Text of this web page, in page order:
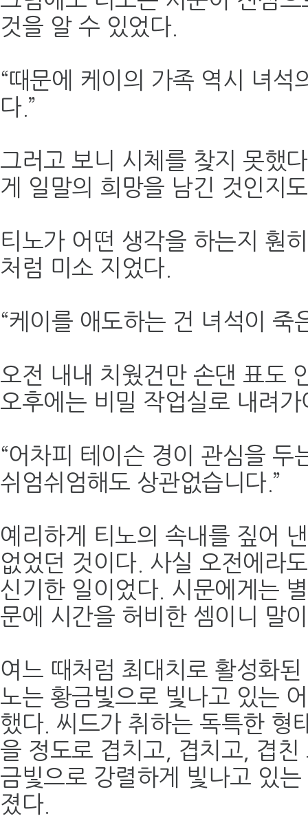
것을 알 수 있었다.
“때문에 케이의 가족 역시 녀석
다.”
그러고 보니 시체를 찾지 못했
게 일말의 희망을 남긴 것인지
티노가 어떤 생각을 하는지 훤
처럼 미소 지었다.
“케이를 애도하는 건 녀석이 죽
오전 내내 치웠건만 손댄 표도
오후에는 비밀 작업실로 내려가
“어차피 테이슨 경이 관심을 두
쉬엄쉬엄해도 상관없습니다.”
예리하게 티노의 속내를 짚어
없었던 것이다. 사실 오전에라
신기한 일이었다. 시문에게는
문에 시간을 허비한 셈이니 말
여느 때처럼 최대치로 활성화
노는 황금빛으로 빛나고 있는
했다. 씨드가 취하는 독특한 형
을 정도로 겹치고, 겹치고, 겹
금빛으로 강렬하게 빛나고 있
졌다.